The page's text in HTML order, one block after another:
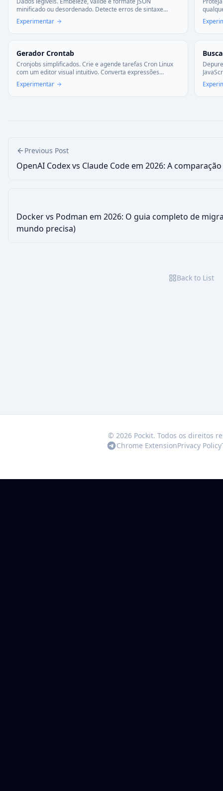
minificado ou desordenado. Detecte erros de sintaxe
automaticamente.
Experimentar
Gerador Crontab
Cronjobs simplificados. Crie e agende tarefas Cron Linux
com um editor visual intuitivo. Converta expressões
complexas para linguagem natural.
Experimentar
Previous Post
OpenAI Codex vs Claude Code em 2026: A
Docker vs Podman em 2026: O guia completo de
mundo precisa)
Back to List
© 2026 Pockit. Todos os direitos
Chrome ExtensionPrivacy Policy